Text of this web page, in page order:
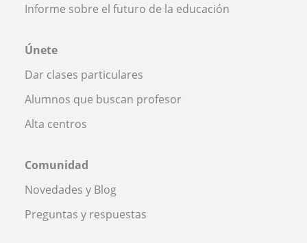
Informe sobre el futuro de la educación
Únete
Dar clases particulares
Alumnos que buscan profesor
Alta centros
Comunidad
Novedades y Blog
Preguntas y respuestas